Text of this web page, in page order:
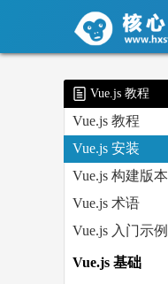
Vue.js 教程
Vue.js 教程
Vue.js 安装
Vue.js 构建版本
Vue.js 术语
Vue.js 入门示例
Vue.js 基础